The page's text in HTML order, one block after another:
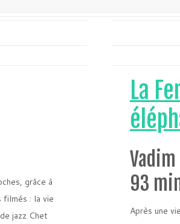
grâce à
: la vie
jazz Chet
La
93
Après une